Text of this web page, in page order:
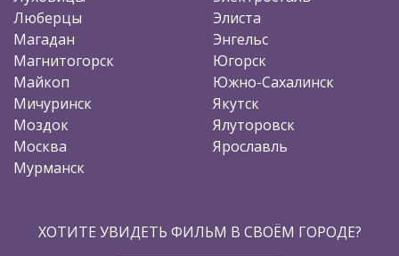
Люберцы
Магадан
Магнитогорск
Майкоп
Мичуринск
Моздок
Москва
Мурманск
Элиста
Энгельс
Югорск
Южно-Сахалинск
Якутск
Ялуторовск
Ярославль
ХОТИТЕ УВИДЕТЬ ФИЛЬМ В СВОЁМ ГОРОДЕ?